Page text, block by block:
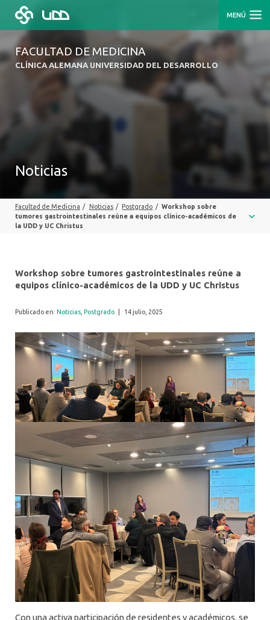
MENÚ
FACULTAD DE MEDICINA
CLÍNICA ALEMANA UNIVERSIDAD DEL DESARROLLO
Noticias
Facultad de Medicina / Noticias / Postgrado / Workshop sobre
tumores gastrointestinales reúne a equipos clínico-académicos de
la UDD y UC Christus
Workshop sobre tumores gastrointestinales reúne a
equipos clínico-académicos de la UDD y UC Christus
Publicado en: Noticias Postgrado 14 julio, 2025
Con una activa participación de residentes y académicos, se